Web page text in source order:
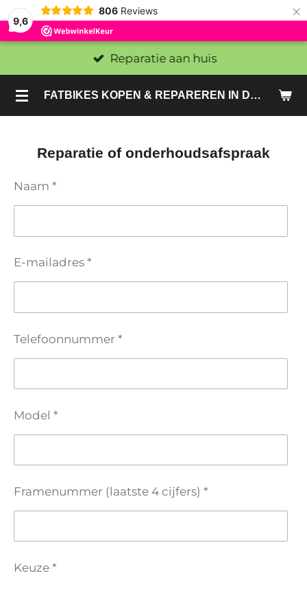
9,6
806 Reviews ×
FATBIKES KOPEN & REPAREREN IN DEN HAAG EN ZOETERMEER - SACHE BIKES
Reparatie aan huis
Reparatie of onderhoudsafspraak
Naam *
E-mailadres *
Telefoonnummer *
Model *
Framenummer (laatste 4 cijfers) *
Keuze *